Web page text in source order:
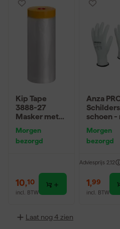
Kip Tape
3888-27
Masker met
2,7 x 20m
Morgen
bezorgd
10,10
incl. BTW
Anza
schoen -
Morgen
bezorgd
Adviesprijs 2,12
1,99
incl. BTW
Laat nog 4 zien